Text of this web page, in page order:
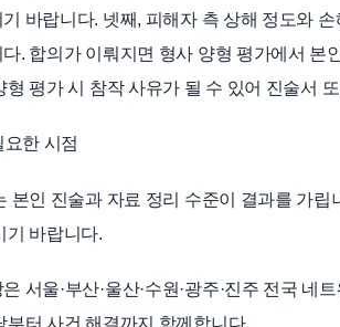
바랍니다. 넷째, 피해자 측 상해 정도와
. 합의가 이뤄지면 형사 양형 평가에서 본
형 평가 시 참작 사유가 될 수 있어 진술서
한 시점
본인 진술과 자료 정리 수준이 결과를 가
기 바랍니다.
서울·부산·울산·수원·광주·진주 전국 네